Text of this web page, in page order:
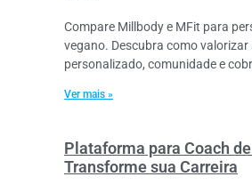
Compare Millbody e MFit para
vegano. Descubra como
personalizado, comunidade e
Ver mais »
Plataforma para Coach
Transforme sua Carreira